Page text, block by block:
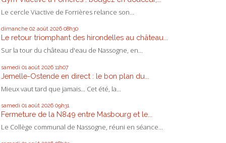
Le cercle Viactive de Forrières relance son...
dimanche 02 août 2026 08h30
Le retour triomphant des hirondelles au château...
Sur la tour du château d'eau de Nassogne, en...
samedi 01 août 2026 11h07
Jemelle-Ostende en direct : le bon plan du...
Mieux vaut tard que jamais... Cet été, la...
samedi 01 août 2026 09h31
Fermeture de la N849 entre Masbourg et le...
Le Collège communal de Nassogne, réuni en séance...